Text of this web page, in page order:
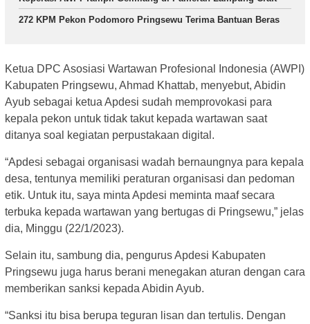
272 KPM Pekon Podomoro Pringsewu Terima Bantuan Beras
Ketua DPC Asosiasi Wartawan Profesional Indonesia (AWPI)
Kabupaten Pringsewu, Ahmad Khattab, menyebut, Abidin
Ayub sebagai ketua Apdesi sudah memprovokasi para
kepala pekon untuk tidak takut kepada wartawan saat
ditanya soal kegiatan perpustakaan digital.
“Apdesi sebagai organisasi wadah bernaungnya para kepala
desa, tentunya memiliki peraturan organisasi dan pedoman
etik. Untuk itu, saya minta Apdesi meminta maaf secara
terbuka kepada wartawan yang bertugas di Pringsewu,” jelas
dia, Minggu (22/1/2023).
Selain itu, sambung dia, pengurus Apdesi Kabupaten
Pringsewu juga harus berani menegakan aturan dengan cara
memberikan sanksi kepada Abidin Ayub.
“Sanksi itu bisa berupa teguran lisan dan tertulis. Dengan